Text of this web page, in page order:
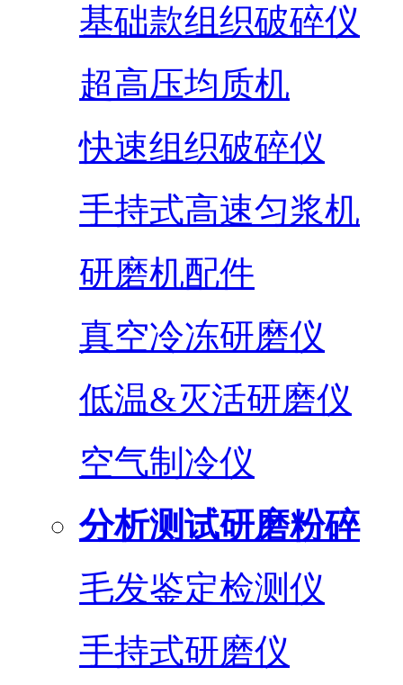
基础款组织破碎仪
超高压均质机
快速组织破碎仪
手持式高速匀浆机
研磨机配件
真空冷冻研磨仪
低温&灭活研磨仪
空气制冷仪
分析测试研磨粉碎
毛发鉴定检测仪
手持式研磨仪